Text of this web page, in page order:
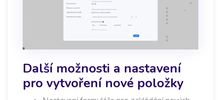
Další možnosti a nastavení
pro vytvoření nové položky